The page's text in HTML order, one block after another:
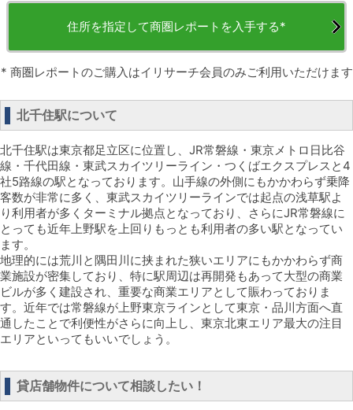
住所を指定して商圏レポートを入手する*
* 商圏レポートのご購入はイリサーチ会員のみご利用いただけます
北千住駅について
北千住駅は東京都足立区に位置し、JR常磐線・東京メトロ日比谷
線・千代田線・東武スカイツリーライン・つくばエクスプレスと4
社5路線の駅となっております。山手線の外側にもかかわらず乗降
客数が非常に多く、東武スカイツリーラインでは起点の浅草駅よ
り利用者が多くターミナル拠点となっており、さらにJR常磐線に
とっても近年上野駅を上回りもっとも利用者の多い駅となってい
ます。
地理的には荒川と隅田川に挟まれた狭いエリアにもかかわらず商
業施設が密集しており、特に駅周辺は再開発もあって大型の商業
ビルが多く建設され、重要な商業エリアとして賑わっておりま
す。近年では常磐線が上野東京ラインとして東京・品川方面へ直
通したことで利便性がさらに向上し、東京北東エリア最大の注目
エリアといってもいいでしょう。
貸店舗物件について相談したい！